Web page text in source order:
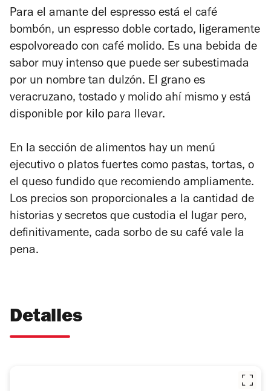
Para el amante del espresso está el café
bombón, un espresso doble cortado, ligeramente
espolvoreado con café molido. Es una bebida de
sabor muy intenso que puede ser subestimada
por un nombre tan dulzón. El grano es
veracruzano, tostado y molido ahí mismo y está
disponible por kilo para llevar.
En la sección de alimentos hay un menú
ejecutivo o platos fuertes como pastas, tortas, o
el queso fundido que recomiendo ampliamente.
Los precios son proporcionales a la cantidad de
historias y secretos que custodia el lugar pero,
definitivamente, cada sorbo de su café vale la
pena.
Detalles